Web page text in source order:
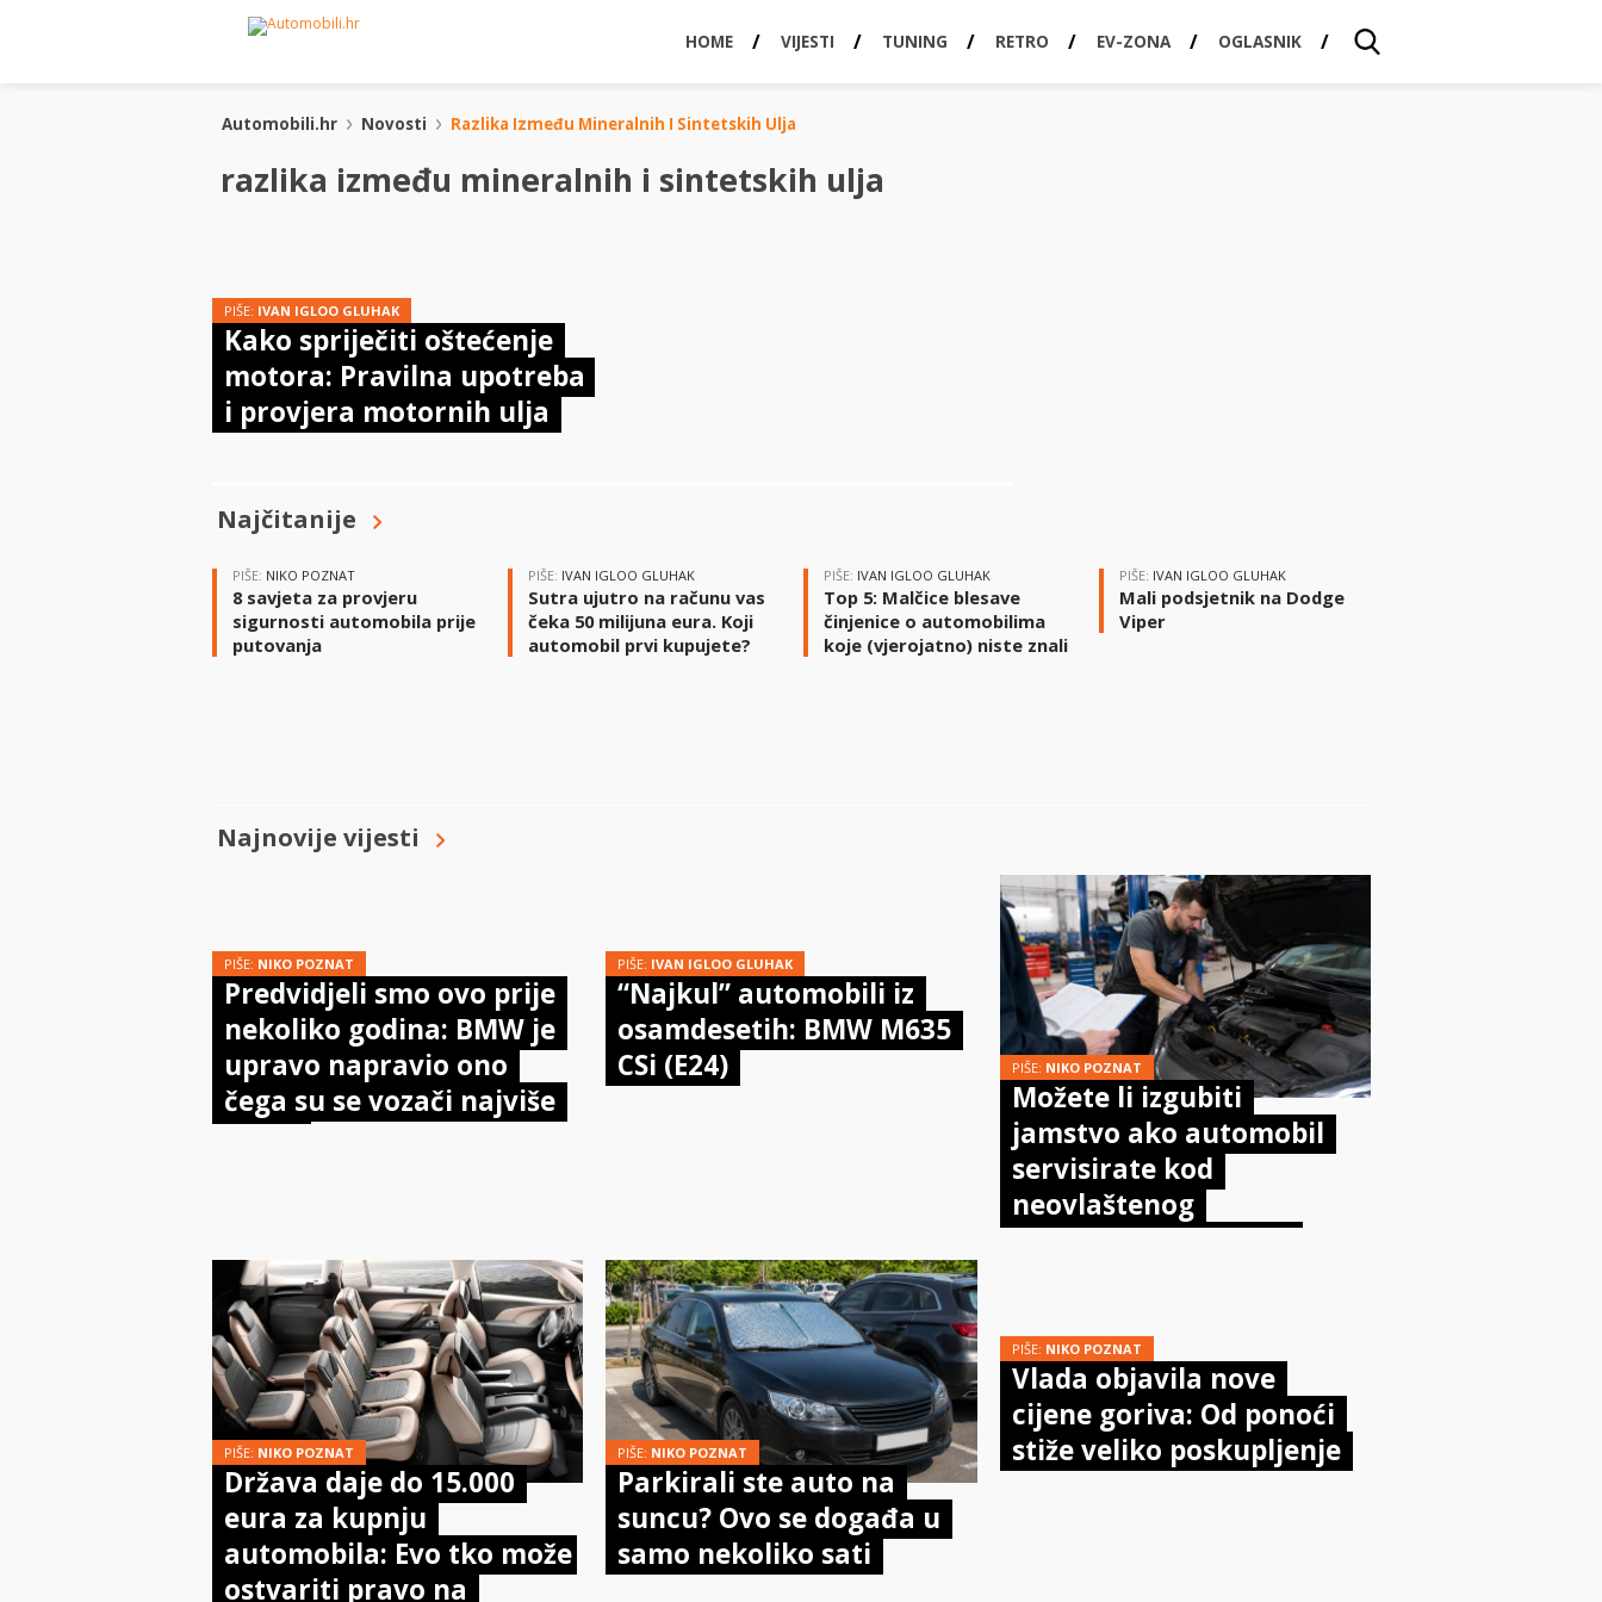
HOME VIJESTI TUNING RETRO EV-ZONA OGLASNIK
Automobili.hr Novosti Razlika Između Mineralnih I Sintetskih Ulja
razlika između mineralnih i sintetskih ulja
PIŠE: IVAN IGLOO GLUHAK
Kako spriječiti oštećenje
motora: Pravilna upotreba
i provjera motornih ulja
Najčitanije
PIŠE: NIKO POZNAT
8 savjeta za provjeru
sigurnosti automobila prije
putovanja
PIŠE: IVAN IGLOO GLUHAK
Sutra ujutro na računu vas
čeka 50 milijuna eura. Koji
automobil prvi kupujete?
PIŠE: IVAN IGLOO GLUHAK
Top 5: Malčice blesave
činjenice o automobilima
koje (vjerojatno) niste znali
PIŠE: IVAN IGLOO GLUHAK
Mali podsjetnik na Dodge
Viper
Najnovije vijesti
PIŠE: NIKO POZNAT
Predvidjeli smo ovo prije
nekoliko godina: BMW je
upravo napravio ono
čega su se vozači najviše
bojali
PIŠE: IVAN IGLOO GLUHAK
“Najkul” automobili iz
osamdesetih: BMW M635
CSi (E24)
PIŠE: NIKO POZNAT
Možete li izgubiti
jamstvo ako automobil
servisirate kod
neovlaštenog
PIŠE: NIKO POZNAT
Država daje do 15.000
eura za kupnju
automobila: Evo tko može
ostvariti pravo na
PIŠE: NIKO POZNAT
Parkirali ste auto na
suncu? Ovo se događa u
samo nekoliko sati
PIŠE: NIKO POZNAT
Vlada objavila nove
cijene goriva: Od ponoći
stiže veliko poskupljenje